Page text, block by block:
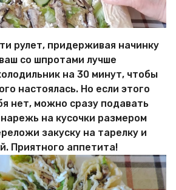
рулет, придерживая начинку
со шпротами лучше
на 30 минут, чтобы
настоялась. Но если этого
нет, можно сразу подавать
на кусочки размером
закуску на тарелку и
Приятного аппетита!